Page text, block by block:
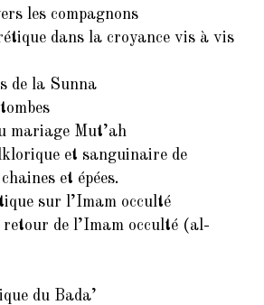
les compagnons
dans la croyance vis à vis
de la Sunna
mariage Mut’ah
et sanguinaire de
et épées.
sur l’Imam occulté
de l’Imam occulté (al-
du Bada’